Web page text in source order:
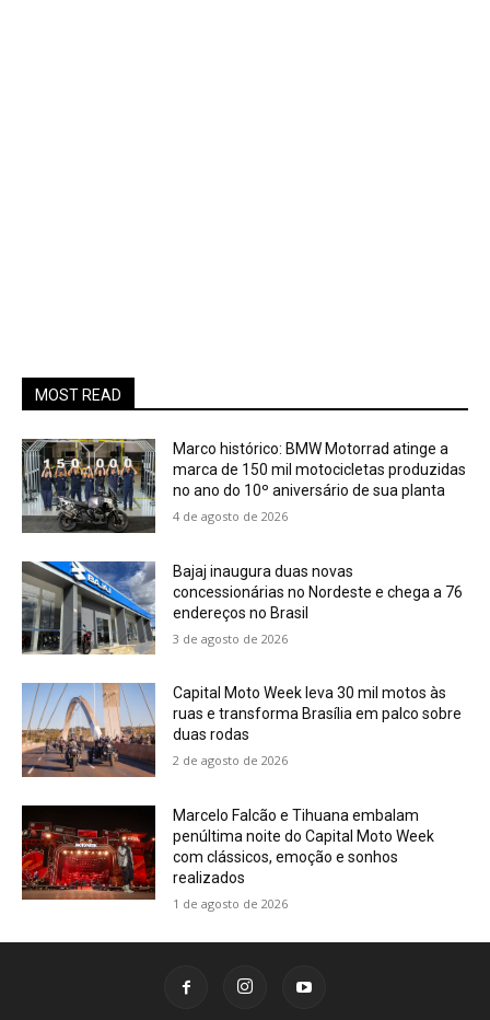
MOST READ
Marco histórico: BMW Motorrad atinge a
marca de 150 mil motocicletas produzidas
no ano do 10º aniversário de sua planta
4 de agosto de 2026
Bajaj inaugura duas novas
concessionárias no Nordeste e chega a 76
endereços no Brasil
3 de agosto de 2026
Capital Moto Week leva 30 mil motos às
ruas e transforma Brasília em palco sobre
duas rodas
2 de agosto de 2026
Marcelo Falcão e Tihuana embalam
penúltima noite do Capital Moto Week
com clássicos, emoção e sonhos
realizados
1 de agosto de 2026